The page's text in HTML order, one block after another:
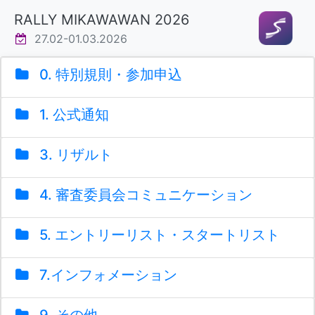
RALLY MIKAWAWAN 2026
27.02-01.03.2026
0. 特別規則・参加申込
1. 公式通知
3. リザルト
4. 審査委員会コミュニケーション
5. エントリーリスト・スタートリスト
7.インフォメーション